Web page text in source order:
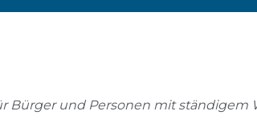
Bürger und Personen mit ständigem